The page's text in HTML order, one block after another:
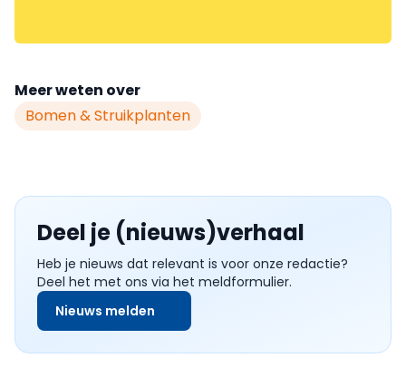
Meer weten over
Bomen & Struikplanten
Deel je (nieuws)verhaal
Heb je nieuws dat relevant is voor onze redactie?
Deel het met ons via het meldformulier.
Nieuws melden